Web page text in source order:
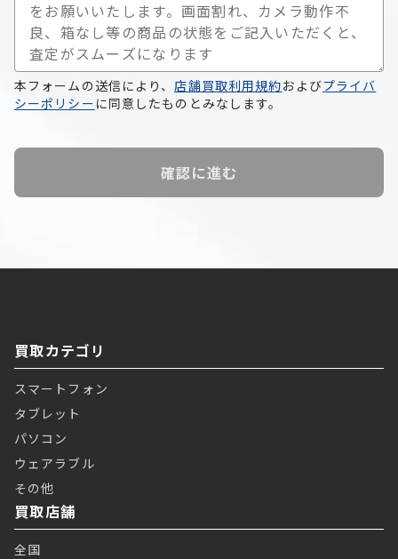
本フォームの送信により、店舗買取利用規約およびプライバ
シーポリシー に同意したものとみなします。
確認に進む
買取カテゴリ
スマートフォン
タブレット
パソコン
ウェアラブル
その他
買取店舗
全国